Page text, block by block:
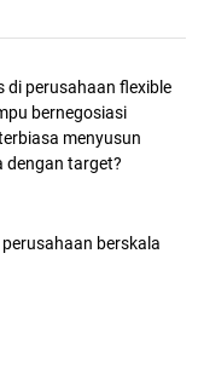
di perusahaan flexible
bernegosiasi
menyusun
dengan target?
berskala